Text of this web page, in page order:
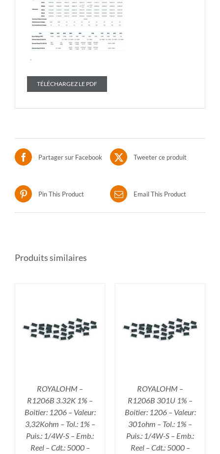
TÉLÉCHARGEZ LE PDF
Partager sur Facebook Tweeter ce produit
Pin This Product Email This Product
Produits similaires
ROYALOHM –
R1206B 3.32K 1% –
Boitier: 1206 – Valeur:
3,32Kohm – Tol.: 1% –
Puis.: 1/4W-S – Emb.:
Reel – Cdt.: 5000 –
AJOUTER AU PANIER
/
DÉTAILS
ROYALOHM –
R1206B 301U 1% –
Boitier: 1206 – Valeur:
301ohm – Tol.: 1% –
Puis.: 1/4W-S – Emb.:
Reel – Cdt.: 5000 –